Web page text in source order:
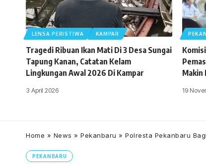
LENSA PERISTIWA KAMPAR
Tragedi Ribuan Ikan Mati Di 3 Desa Sungai
Tapung Kanan, Catatan Kelam
Lingkungan Awal 2026 Di Kampar
3 April 2026
Makin
19
Home » News » Pekanbaru » Polresta Pekanbaru
PEKANBARU